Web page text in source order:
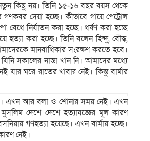
নতুন কিছু নয়। তিনি ১৫-১৬ বছর বয়স থেকে
দেয়া হচ্ছে। কীভাবে গায়ে পেট্রোল
নির্যাতন করা হচ্ছে। ধর্ষণ করা হচ্ছে
হত্যা করা হচ্ছে। তিনি বলেন হিন্দু, বৌদ্ধ,
মানবাধিকার সংরক্ষণ করতে হবে।
সকালের নাস্তা খান নি। আমাদের মধ্যে
ঘরে রাতের খাবার নেই। কিন্তু বার্মার
এখন আর বলা ও শোনার সময় নেই। এখন
দেশে দেশে হত্যাযজ্ঞের মূল কারণ
গণহত্যা হয়েছে। এখন বার্মায় হচ্ছে।
নেই।